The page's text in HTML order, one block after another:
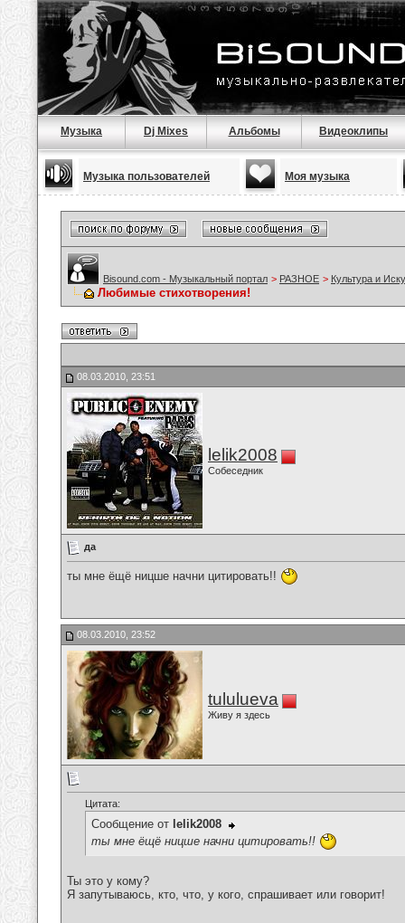
Музыка Dj Mixes Альбомы Видеоклипы
Музыка пользователей Моя музыка
Bisound.com - Музыкальный портал > РАЗНОЕ > Культура и
Любимые стихотворения!
08.03.2010, 23:51
lelik2008
Собеседник
да
ты мне ёщё ницше начни цитировать!!
08.03.2010, 23:52
tululueva
Живу я здесь
Цитата:
Сообщение от lelik2008
ты мне ёщё ницше начни цитировать!!
Ты это у кому?
Я запутываюсь, кто, что, у кого, спрашивает или говорит!